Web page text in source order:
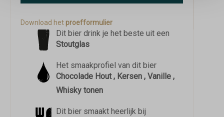
Download het proefformulier
Dit bier drink je het beste uit een
Stoutglas
Het smaakprofiel van dit bier
Chocolade Hout , Kersen , Vanille ,
Whisky tonen
Dit bier smaakt heerlijk bij